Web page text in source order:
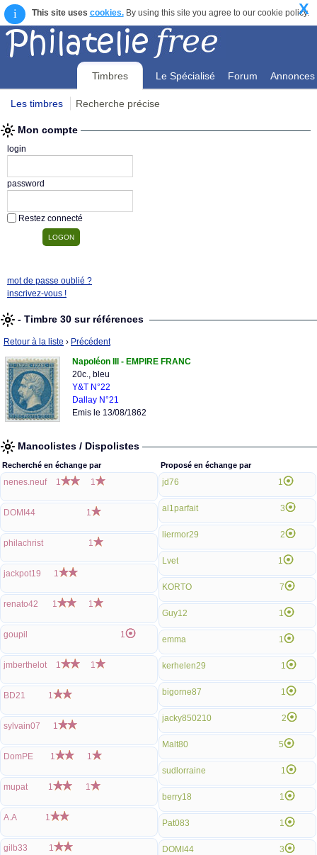
i This site uses cookies.By using this site you agree to our cookie policy.
X
Timbres Le Spécialisé Forum Annonces
Les timbres Recherche précise
Mon compte
login
password
Restez connecté
mot de passe oublié ?
inscrivez-vous !
- Timbre 30 sur références
Retour à la liste › Précédent
Napoléon III - EMPIRE FRANC
20c., bleu
Y&T N°22
Dallay N°21
Emis le 13/08/1862
Mancolistes / Dispolistes
Recherché en échange par
nenes.neuf 1 1
DOMI44 1
philachrist 1
jackpot19 1
renato42 1 1
goupil 1
jmberthelot 1 1
BD21 1
sylvain07 1
DomPE 1 1
mupat 1 1
A.A 1
gilb33 1
Proposé en échange par
jd76 1
al1parfait 3
liermor29 2
Lvet 1
KORTO 7
Guy12 1
emma 1
kerhelen29 1
bigorne87 1
jacky850210 2
Malt80 5
sudlorraine 1
berry18 1
Pat083 1
DOMI44 3